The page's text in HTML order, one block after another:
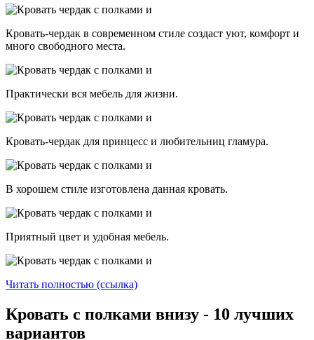
Кровать-чердак в современном стиле создаст уют, комфорт и
много свободного места.
Практически вся мебель для жизни.
Кровать-чердак для принцесс и любительниц гламура.
В хорошем стиле изготовлена данная кровать.
Приятный цвет и удобная мебель.
Читать полностью (ссылка)
Кровать с полками внизу - 10 лучших
вариантов